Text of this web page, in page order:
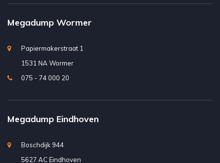
Megadump Wormer
Papiermakerstraat 1
1531 NA Wormer
075 - 74 000 20
Megadump Eindhoven
Boschdijk 944
5627 AC Eindhoven